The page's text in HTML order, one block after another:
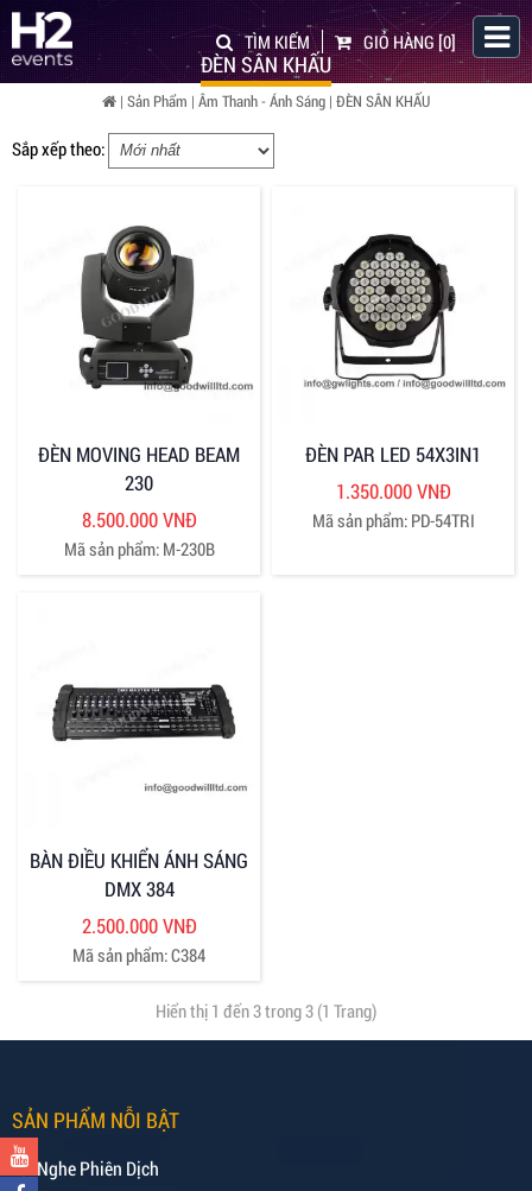
GIỎ HÀNG[0]
TÌM KIẾM
ĐÈN SÂN KHẤU
| Sản Phẩm | Âm Thanh - Ánh Sáng | ĐÈN SÂN KHẤU
Sắp xếp theo:
ĐÈN MOVING HEAD BEAM
230
8.500.000 VNĐ
Mã sản phẩm: M-230B
ĐÈN PAR LED 54X3IN1
1.350.000 VNĐ
Mã sản phẩm: PD-54TRI
BÀN ĐIỀU KHIỂN ÁNH SÁNG
DMX 384
2.500.000 VNĐ
Mã sản phẩm: C384
Hiển thị 1 đến 3 trong 3 (1 Trang)
SẢN PHẨM NỖI BẬT
Tai Nghe Phiên Dịch